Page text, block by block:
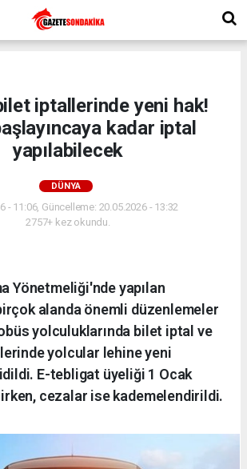
iptallerinde yeni hak!
kadar iptal
yapılabilecek
DÜNYA
- 11:06, Güncelleme: 20.05.2026 - 13:32
2757+ kez okundu.
Yönetmeliği'nde yapılan
alanda önemli düzenlemeler
yolculuklarında bilet iptal ve
yolcular lehine yeni
E-tebligat üyeliği 1 Ocak
cezalar ise kademelendirildi.